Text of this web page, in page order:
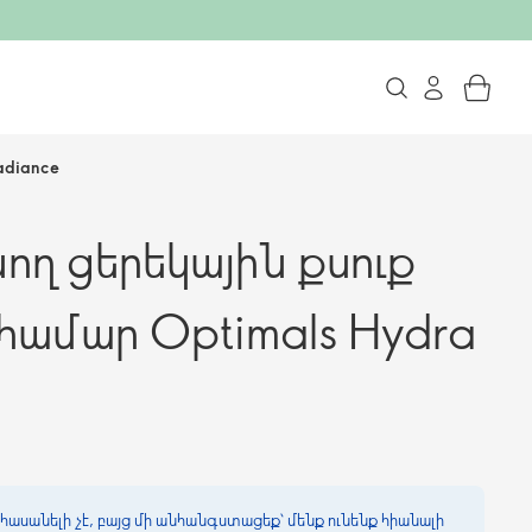
ցերեկային քսուք
Optimals Hydra
չէ, բայց մի անհանգստացեք՝ մենք ունենք հիանալի